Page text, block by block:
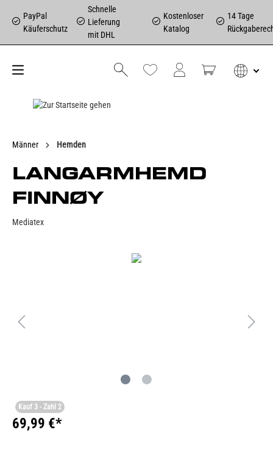
PayPal
Käuferschutz
Schnelle
Lieferung
mit DHL
Kostenloser
Katalog
14 Tage
Männer Hemden
LANGARMHEMD
FINNØY
Mediatex
Kauf 3 - Zahl 2
69,99 €*